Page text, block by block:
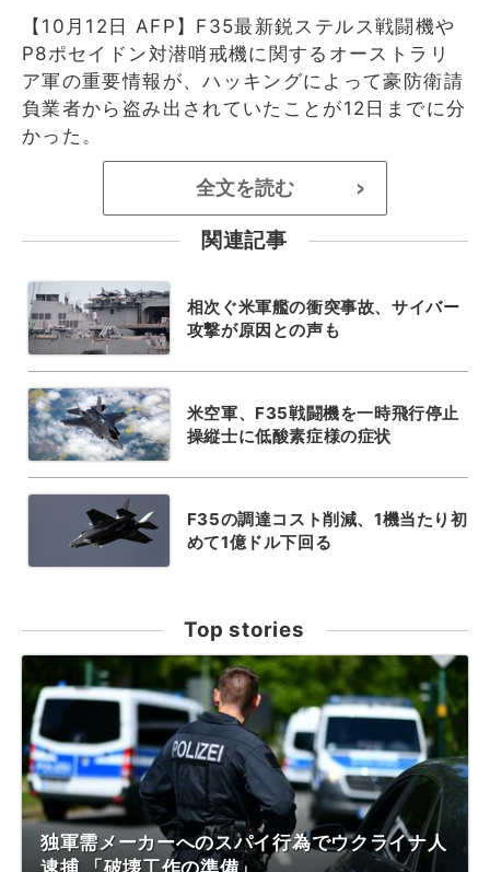
【10月12日 AFP】F35最新鋭ステルス戦闘機や
P8ポセイドン対潜哨戒機に関するオーストラリ
ア軍の重要情報が、ハッキングによって豪防衛請
負業者から盗み出されていたことが12日までに分
かった。
全文を読む >
関連記事
相次ぐ米軍艦の衝突事故、サイバー
攻撃が原因との声も
米空軍、F35戦闘機を一時飛行停止
操縦士に低酸素症様の症状
F35の調達コスト削減、1機当たり初
めて1億ドル下回る
Top stories
独軍需メーカーへのスパイ行為でウクライナ人
逮捕 「破壊工作の準備」